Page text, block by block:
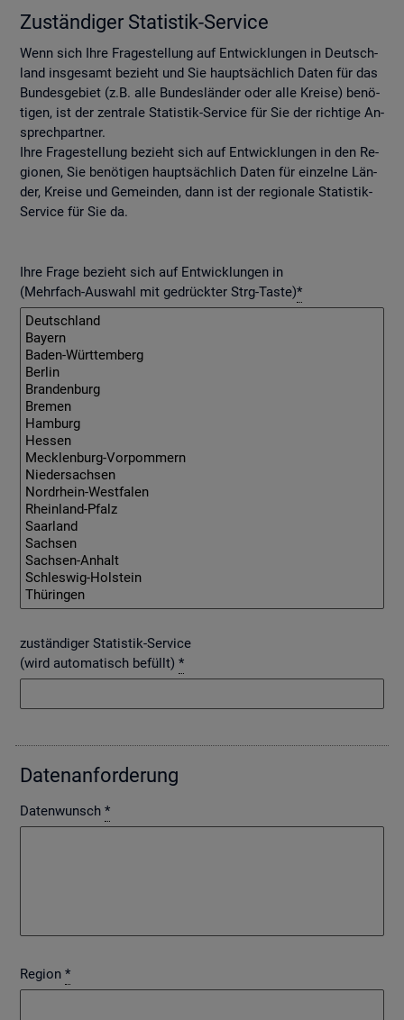
Zu­stän­di­ger Sta­tis­tik-Ser­vice
Wenn sich Ihre Fra­ge­stel­lung auf Ent­wick­lun­gen in Deutsch­
land ins­ge­samt be­zieht und Sie haupt­säch­lich Daten für das
Bun­des­ge­biet (z.B. alle Bun­des­län­der oder alle Krei­se) be­nö­
ti­gen, ist der zen­tra­le Sta­tis­tik-Ser­vice für Sie der rich­ti­ge An­
sprech­part­ner.
Ihre Fra­ge­stel­lung be­zieht sich auf Ent­wick­lun­gen in den Re­
gio­nen, Sie be­nö­ti­gen haupt­säch­lich Daten für ein­zel­ne Län­
der, Krei­se und Ge­mein­den, dann ist der re­gio­na­le Sta­tis­tik-
Ser­vice für Sie da.
Ihre Frage bezieht sich auf Entwicklungen in
(Mehrfach-Auswahl mit gedrückter Strg-Taste)*
zuständiger Statistik-Service
(wird automatisch befüllt) *
Da­ten­an­for­de­rung
Datenwunsch *
Region *